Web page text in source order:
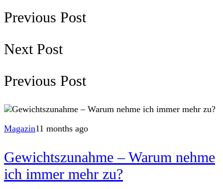
Previous Post
Next Post
Previous Post
Magazin11 months ago
Gewichtszunahme – Warum nehme
ich immer mehr zu?